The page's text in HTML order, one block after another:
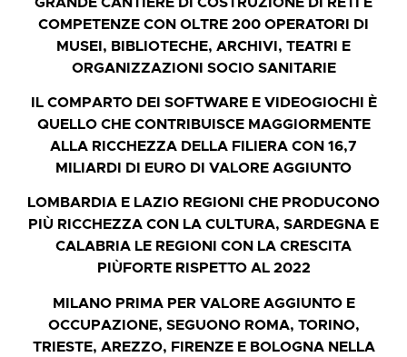
COMPETENZE CON OLTRE 200 OPERATORI DI
MUSEI, BIBLIOTECHE, ARCHIVI, TEATRI E
ORGANIZZAZIONI SOCIO SANITARIE
IL COMPARTO DEI SOFTWARE E VIDEOGIOCHI È
QUELLO CHE CONTRIBUISCE MAGGIORMENTE
ALLA RICCHEZZA DELLA FILIERA CON 16,7
MILIARDI DI EURO DI VALORE AGGIUNTO
LOMBARDIA E LAZIO REGIONI CHE PRODUCONO
PIÙ RICCHEZZA CON LA CULTURA, SARDEGNA E
CALABRIA LE REGIONI CON LA CRESCITA
PIÙFORTE RISPETTO AL 2022
MILANO PRIMA PER VALORE AGGIUNTO E
OCCUPAZIONE, SEGUONO ROMA, TORINO,
TRIESTE, AREZZO, FIRENZE E BOLOGNA NELLA